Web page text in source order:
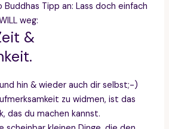
Tipp an: Lass doch einfach
weg:
&
hin & wieder auch dir selbst;-)
zu widmen, ist das
das du machen kannst.